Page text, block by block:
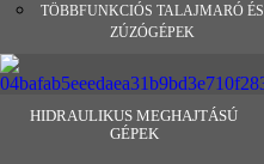
TÖBBFUNKCIÓS TALAJMARÓ ÉS
ZÚZÓGÉPEK
HIDRAULIKUS MEGHAJTÁSÚ
GÉPEK